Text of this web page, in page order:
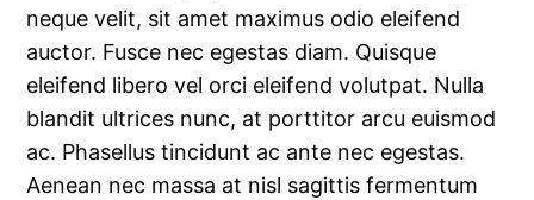
neque velit, sit amet maximus odio eleifend
auctor. Fusce nec egestas diam. Quisque
eleifend libero vel orci eleifend volutpat. Nulla
blandit ultrices nunc, at porttitor arcu euismod
ac. Phasellus tincidunt ac ante nec egestas.
Aenean nec massa at nisl sagittis fermentum